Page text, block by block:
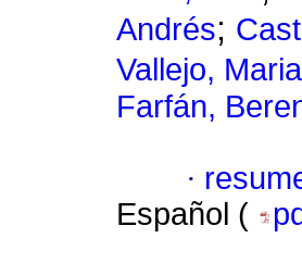
Andrés;
Vallejo,
Farfán,
·
Español (